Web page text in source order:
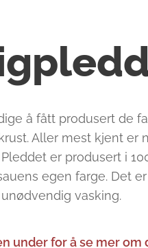
å fått produsert de
Aller mest kjent er
er produsert i
egen farge. Det
vasking.
under for å se mer